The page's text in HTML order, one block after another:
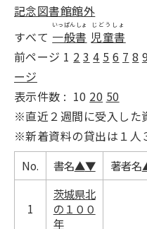
記念図書館館外
すべて 一般書
いっぱんしょ
児童書
じどうしょ
前ページ 1 2 3 4 5 6 7 8
ージ
10 20 50
※直近２週間に受入した
※新着資料の貸出は１人
No. 書名▲▼ 著者名
1
茨城県北
の１００
年